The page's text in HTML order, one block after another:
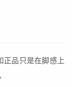
正品只是在脚感上